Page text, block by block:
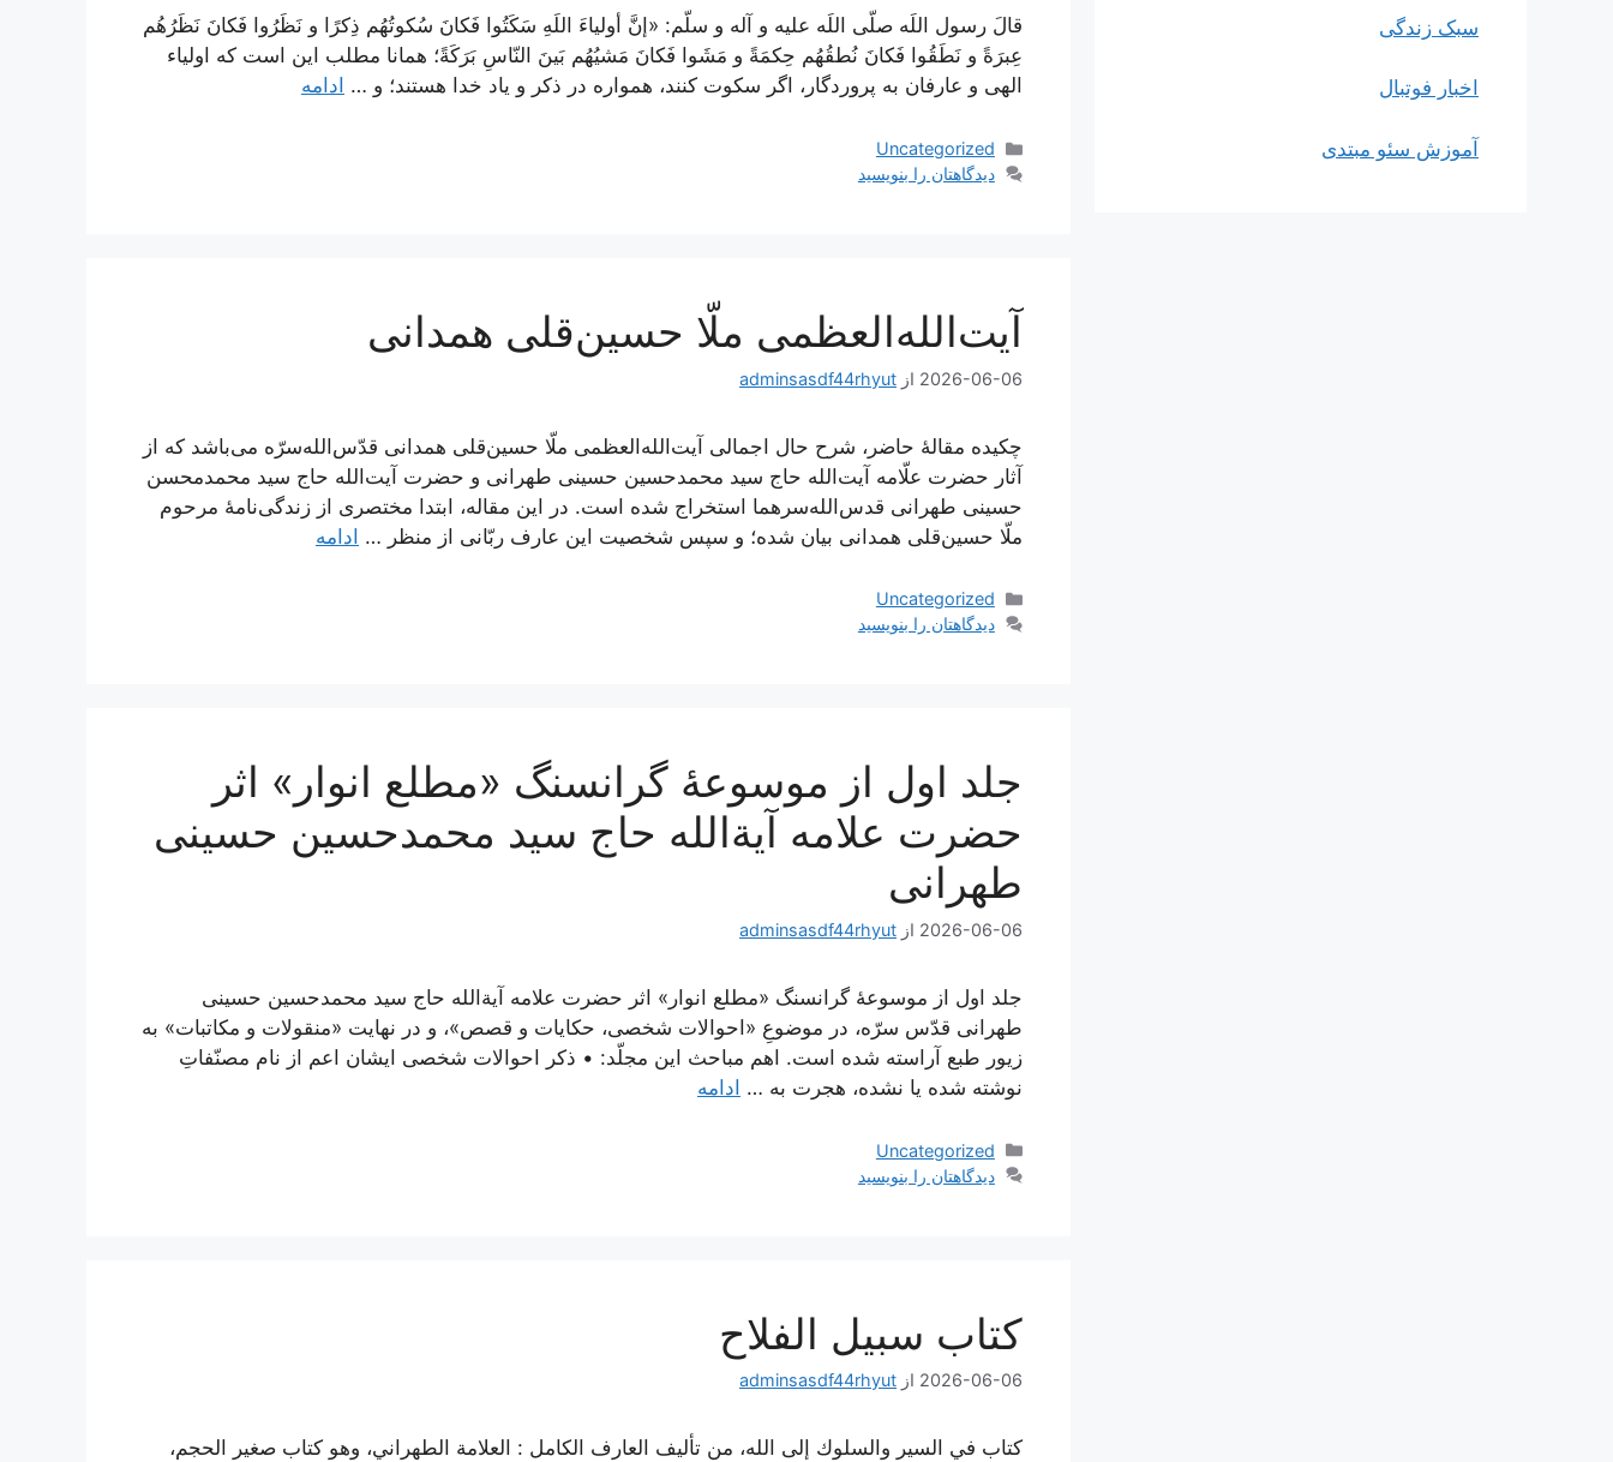
قالَ رسول اللَه صلّى اللَه عليه و آله و سلّم: «إنَّ أولياءَ اللَهِ سَكَتُوا فَكانَ سُكوتُهُم ذِكرًا و نَظَرُوا فَكانَ نَظَرُهُم
عِبرَةً و نَطَقُوا فَكانَ نُطقُهُم حِكمَةً و مَشَوا فَكانَ مَشيُهُم بَينَ النّاسِ بَرَكَةً؛ همانا مطلب اين است كه اولياء
الهى و عارفان به پروردگار، اگر سكوت كنند، همواره در ذكر و ياد خدا هستند؛ و … ادامه
دسته‌ها
Uncategorized
دیدگاهتان را بنویسید
آیت‌الله‌العظمی ملّا حسین‌قلی همدانی
2026-06-06 از adminsasdf44rhyut
چکیده مقالۀ حاضر، شرح حال اجمالی آیت‌الله‌العظمی ملّا حسین‌قلی همدانی قدّس‌الله‌سرّه می‌باشد که از
آثار حضرت علّامه آیت‌الله حاج سید محمدحسین حسینی طهرانی و حضرت آیت‌الله حاج سید محمدمحسن
حسینی طهرانی قدس‌الله‌سرهما استخراج شده است. در این مقاله، ابتدا مختصری از زندگی‌نامۀ مرحوم
ملّا حسین‌قلی همدانی بیان شده؛ و سپس شخصیت این عارف ربّانی از منظر … ادامه
دسته‌ها
Uncategorized
دیدگاهتان را بنویسید
جلد اول از موسوعۀ گرانسنگ «مطلع انوار» اثر
حضرت علامه آیة‌الله حاج سید محمدحسین حسینی
طهرانی
2026-06-06 از adminsasdf44rhyut
جلد اول از موسوعۀ گرانسنگ «مطلع انوار» اثر حضرت علامه آیة‌الله حاج سید محمدحسین حسینی
طهرانی قدّس سرّه، در موضوعِ «احوالات شخصی، حکایات و قصص»، و در نهایت «منقولات و مکاتبات» به
زیور طبع آراسته شده است. اهم مباحث این مجلّد: • ذکر احوالات شخصی ایشان اعم از نام مصنّفاتِ
نوشته شده یا نشده، هجرت به … ادامه
دسته‌ها
Uncategorized
دیدگاهتان را بنویسید
كتاب سبيل الفلاح
2026-06-06 از adminsasdf44rhyut
كتاب في السير والسلوك إلى الله، من تأليف العارف الكامل : العلامة الطهراني، وهو كتاب صغير الحجم،
سبک زندگی
اخبار فوتبال
آموزش سئو مبتدی